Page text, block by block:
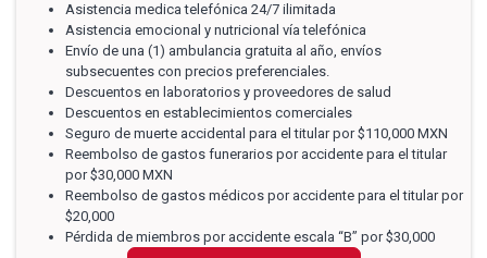
Asistencia medica telefónica 24/7 ilimitada
Asistencia emocional y nutricional vía telefónica
Envío de una (1) ambulancia gratuita al año, envíos
subsecuentes con precios preferenciales.
Descuentos en laboratorios y proveedores de salud
Descuentos en establecimientos comerciales
Seguro de muerte accidental para el titular por $110,000 MXN
Reembolso de gastos funerarios por accidente para el titular
por $30,000 MXN
Reembolso de gastos médicos por accidente para el titular por
$20,000
Pérdida de miembros por accidente escala “B” por $30,000